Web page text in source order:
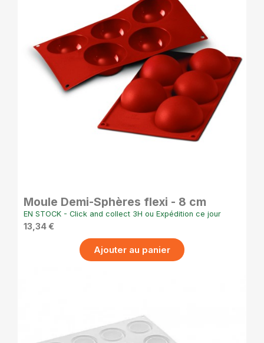
Moule Demi-Sphères flexi - 8 cm
EN STOCK - Click and collect 3H ou Expédition ce jour
13,34 €
Ajouter au panier